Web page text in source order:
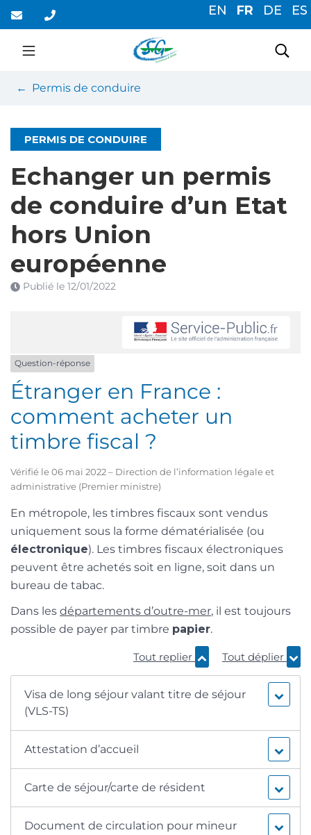
Aller
au
contenu
EN FR DE ES
Saint-Germain-du-
Permis de conduire
PERMIS DE CONDUIRE
Echanger un permis
de conduire d’un Etat
hors Union
européenne
Publié le 12/01/2022
Question-réponse
Étranger en France :
comment acheter un
timbre fiscal ?
Vérifié le 06 mai 2022 – Direction de l’information légale et
administrative (Premier ministre)
En métropole, les timbres fiscaux sont vendus
uniquement sous la forme dématérialisée (ou
électronique). Les timbres fiscaux électroniques
peuvent être achetés soit en ligne, soit dans un
bureau de tabac.
Dans les départements d’outre-mer, il est toujours
possible de payer par timbre papier.
Tout replier Tout déplier
Visa de long séjour valant titre de séjour
(VLS-TS)
Attestation d’accueil
Carte de séjour/carte de résident
Document de circulation pour mineur